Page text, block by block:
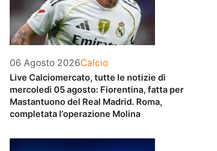
06 Agosto 2026Categorie
Calcio
Live Calciomercato, tutte le notizie di
mercoledì 05 agosto: Fiorentina, fatta per
Mastantuono del Real Madrid. Roma,
completata l’operazione Molina